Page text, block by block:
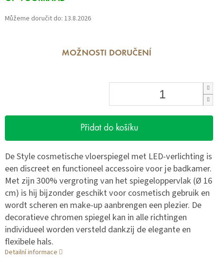
Můžeme doručit do: 13.8.2026
MOŽNOSTI DORUČENÍ
Přidat do košíku
De Style cosmetische vloerspiegel met LED-verlichting is
een discreet en functioneel accessoire voor je badkamer.
Met zijn 300% vergroting van het spiegeloppervlak (Ø 16
cm) is hij bijzonder geschikt voor cosmetisch gebruik en
wordt scheren en make-up aanbrengen een plezier. De
decoratieve chromen spiegel kan in alle richtingen
individueel worden versteld dankzij de elegante en
flexibele hals.
Detailní informace